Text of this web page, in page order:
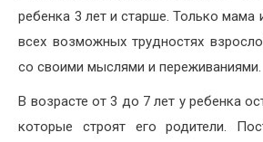
ребенка 3 лет и старше. Только мама
всех возможных трудностях
со своими мыслями и переживаниями.
В возрасте от 3 до 7 лет у ребенка
которые строят его родители.